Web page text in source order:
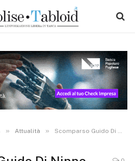
» Attualità » Scomparso Guido Di Ninno, dirigente storico della Cna Molise